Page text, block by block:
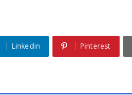
Linkedin Pinterest